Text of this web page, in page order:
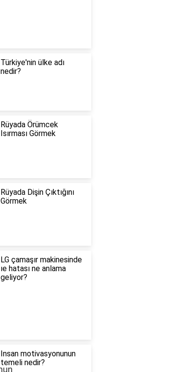
Türkiye'nin ülke adı
nedir?
Rüyada Örümcek
Isırması Görmek
Rüyada Dişin Çıktığını
Görmek
LG çamaşır makinesinde
ıe hatası ne anlama
geliyor?
Insan motivasyonunun
temeli nedir?